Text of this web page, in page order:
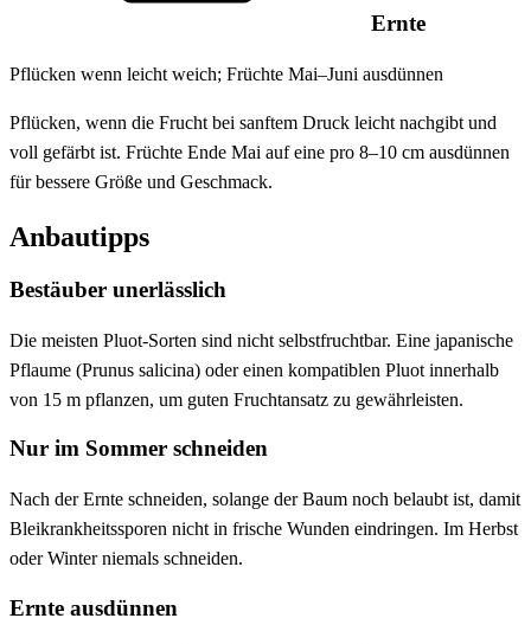
Ernte
Pflücken wenn leicht weich; Früchte Mai–Juni ausdünnen
Pflücken, wenn die Frucht bei sanftem Druck leicht nachgibt und
voll gefärbt ist. Früchte Ende Mai auf eine pro 8–10 cm ausdünnen
für bessere Größe und Geschmack.
Anbautipps
Bestäuber unerlässlich
Die meisten Pluot-Sorten sind nicht selbstfruchtbar. Eine japanische
Pflaume (Prunus salicina) oder einen kompatiblen Pluot innerhalb
von 15 m pflanzen, um guten Fruchtansatz zu gewährleisten.
Nur im Sommer schneiden
Nach der Ernte schneiden, solange der Baum noch belaubt ist, damit
Bleikrankheitssporen nicht in frische Wunden eindringen. Im Herbst
oder Winter niemals schneiden.
Ernte ausdünnen